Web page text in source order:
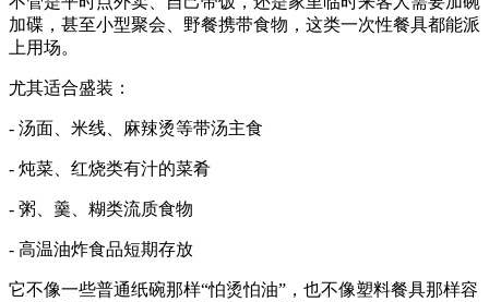
加碟，甚至小型聚会、野餐携带食物，这类一次性餐具都能派
上用场。
尤其适合盛装：
- 汤面、米线、麻辣烫等带汤主食
- 炖菜、红烧类有汁的菜肴
- 粥、羹、糊类流质食物
- 高温油炸食品短期存放
它不像一些普通纸碗那样“怕烫怕油”，也不像塑料餐具那样容